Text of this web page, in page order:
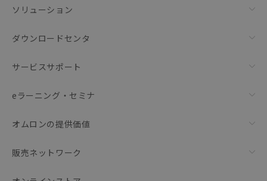
ソリューション
ダウンロードセンタ
サービスサポート
eラーニング・セミナ
オムロンの提供価値
販売ネットワーク